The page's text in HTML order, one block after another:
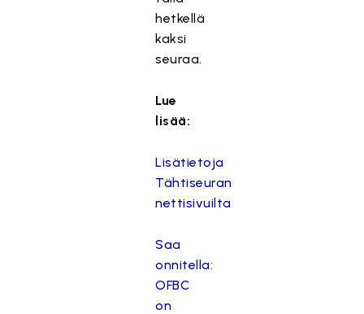
hetkellä
kaksi
seuraa.
Lue
lisää:
Lisätietoja
Tähtiseuran
nettisivuilta
Saa
onnitella:
OFBC
on